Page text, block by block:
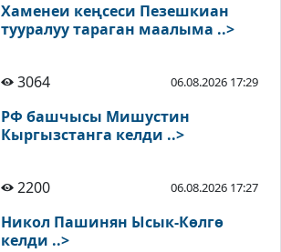
Хаменеи кеңсеси Пезешкиан
тууралуу тараган маалыма ..>
3064 06.08.2026 17:29
РФ башчысы Мишустин
Кыргызстанга келди ..>
2200 06.08.2026 17:27
Никол Пашинян Ысык-Көлгө
келди ..>